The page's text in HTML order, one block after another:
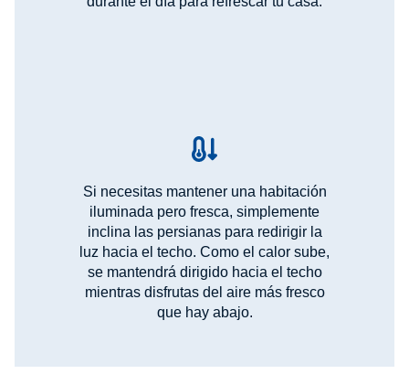
Si necesitas mantener una habitación
iluminada pero fresca, simplemente
inclina las persianas para redirigir la
luz hacia el techo. Como el calor sube,
se mantendrá dirigido hacia el techo
mientras disfrutas del aire más fresco
que hay abajo.